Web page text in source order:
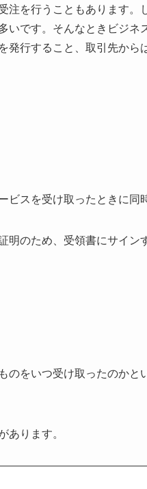
を行うこともあります。
いです。そんなときビジネ
発行すること、取引先から
スを受け取ったときに同
のため、受領書にサイン
のをいつ受け取ったのかと
あります。